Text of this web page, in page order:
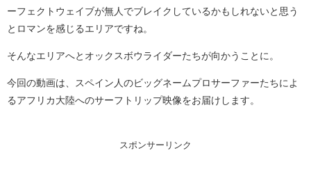
ーフェクトウェイブが無人でブレイクしているかもしれないと思う
とロマンを感じるエリアですね。
そんなエリアへとオックスボウライダーたちが向かうことに。
今回の動画は、スペイン人のビッグネームプロサーファーたちによ
るアフリカ大陸へのサーフトリップ映像をお届けします。
スポンサーリンク